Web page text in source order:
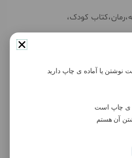
کودک،
و…
نوشتن یا آماده ی چاپ دارید
ی چاپ است
آن هستم